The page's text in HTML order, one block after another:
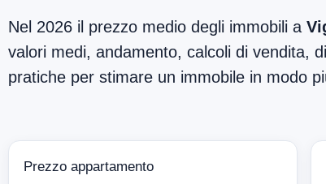
Nel 2026 il prezzo medio degli immobili a
valori medi, andamento, calcoli di vendita,
pratiche per stimare un immobile in modo
Prezzo appartamento